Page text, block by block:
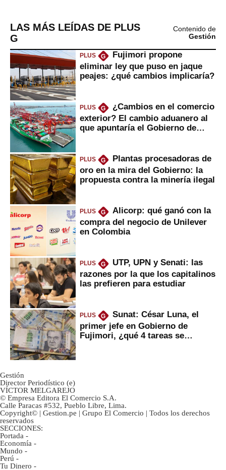
LAS MÁS LEÍDAS DE PLUS
G
Contenido de
Gestión
PLUS G
Fujimori propone
eliminar ley que puso en jaque
peajes: ¿qué cambios implicaría?
PLUS G
¿Cambios en el comercio
exterior? El cambio aduanero al
que apuntaría el Gobierno de
PLUS G
Plantas procesadoras de
oro en la mira del Gobierno: la
propuesta contra la minería ilegal
PLUS G
Alicorp: qué ganó con la
compra del negocio de Unilever
en Colombia
PLUS G
UTP, UPN y Senati: las
razones por la que los capitalinos
las prefieren para estudiar
PLUS G
Sunat: César Luna, el
primer jefe en Gobierno de
Fujimori, ¿qué 4 tareas se
Gestión
Director Periodístico (e)
VÍCTOR MELGAREJO
© Empresa Editora El Comercio S.A.
Calle Paracas #532, Pueblo Libre, Lima.
Copyright© | Gestion.pe | Grupo El Comercio | Todos los derechos
reservados
SECCIONES:
Portada -
Economía -
Mundo -
Perú -
Tu Dinero -